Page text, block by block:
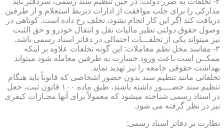
مدارکی را برای جلب موافقت از ادارات ذیربط استعلام و از طرفین
دریافت کند اگر این کار انجام نشود، تخلف رخ داده است. کوتاهی در
وصول حقوق دولتی نظیر مالیات نقل و انتقال خودرو و حق الثبت
نیز میتواند یکی از تخلفـــات احتمالی در دفاتر اسناد رسمی باشد.
۳- مفاسد مخل نظم معاملات: این گونه تخلفات علاوه بر اینکه
ممکــن است باعث ورود خسارت به طرفین معامله شود میتواند
بهداشت حقوقی جامعه را نیز تهدید نماید.
تخلفاتی مانند تنظیم سند بدون حضور اشخاصی که قانوناً باید هنگام
تنظیم سند حضــــور داشته باشند، طبق ماده ۱۰۰ قانون ثبت، جعل
در اسناد رسمی شناخته میشود که معمولاً برای آنها مجـازات کیفری
نیز در نظر گرفته می شود.
نظارت بر دفاتر اسناد رسمی: